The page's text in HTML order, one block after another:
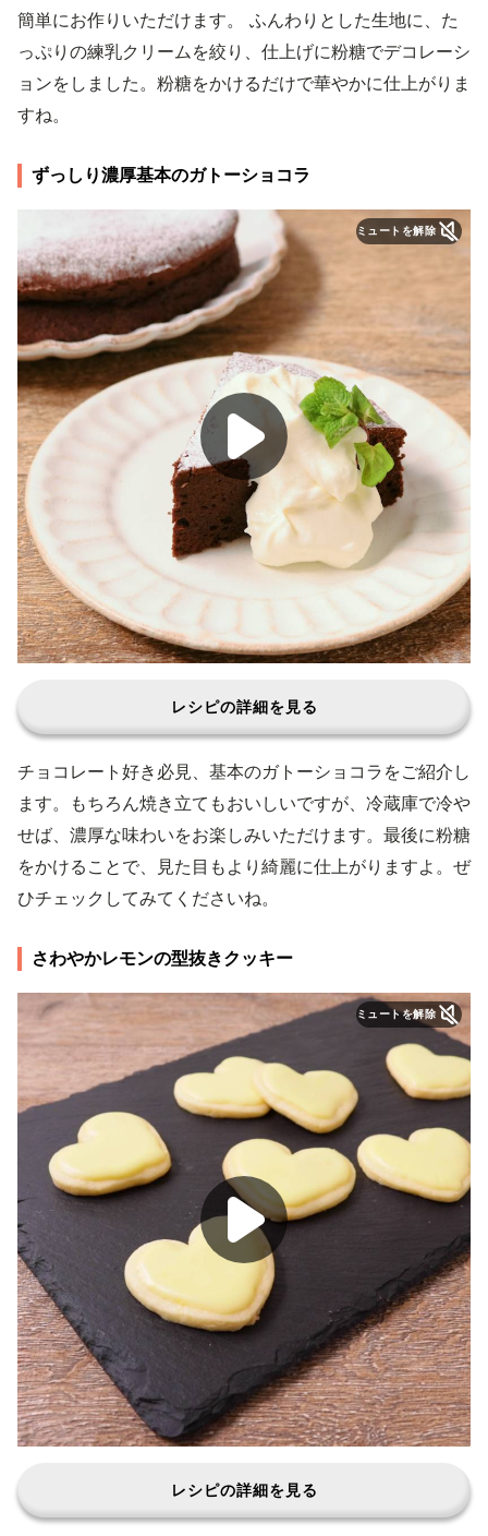
簡単にお作りいただけます。 ふんわりとした生地に、た
っぷりの練乳クリームを絞り、仕上げに粉糖でデコレーシ
ョンをしました。粉糖をかけるだけで華やかに仕上がりま
すね。
ずっしり濃厚基本のガトーショコラ
ミュートを解除
レシピの詳細を見る
チョコレート好き必見、基本のガトーショコラをご紹介し
ます。もちろん焼き立てもおいしいですが、冷蔵庫で冷や
せば、濃厚な味わいをお楽しみいただけます。最後に粉糖
をかけることで、見た目もより綺麗に仕上がりますよ。ぜ
ひチェックしてみてくださいね。
さわやかレモンの型抜きクッキー
ミュートを解除
レシピの詳細を見る